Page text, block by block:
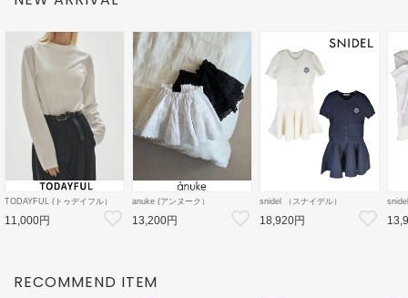
TODAYFUL (トゥデイフル）
Cotton Useful Long T-shirts 26
秋冬【12620605】Tシャツ
11,000円
anuke (アンヌーク）
【62620803】フレアスカート
26秋受注会
13,200円
snidel （スナイデル）
ケーブルニットミニセットアッ
プ 26秋冬【SWNO264154】フ
レアワンピース
18,920円
26秋
ク
RECOMMEND ITEM